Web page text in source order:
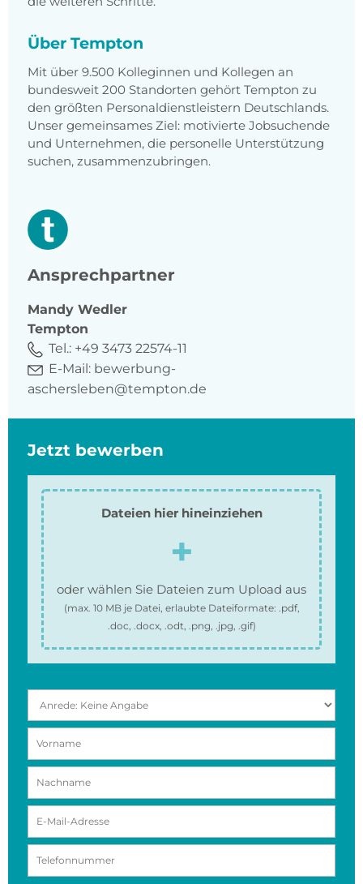
Über Tempton
Mit über 9.500 Kolleginnen und Kollegen an
bundesweit 200 Standorten gehört Tempton zu
den größten Personaldienstleistern Deutschlands.
Unser gemeinsames Ziel: motivierte Jobsuchende
und Unternehmen, die personelle Unterstützung
suchen, zusammenzubringen.
Ansprechpartner
Mandy Wedler
Tempton
Tel.: +49 3473 22574-11
E-Mail: bewerbung-
aschersleben@tempton.de
Jetzt bewerben
Dateien hier hineinziehen
oder wählen Sie Dateien zum Upload aus
(max. 10 MBje Datei, erlaubte Dateiformate: .pdf,
.doc, .docx, .odt, .png, .jpg, .gif)